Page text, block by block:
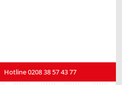
Hotline 0208 38 57 43 77